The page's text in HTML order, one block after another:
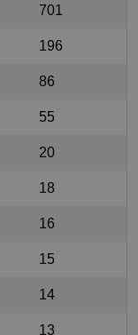
701
196
86
55
20
18
16
15
14
13